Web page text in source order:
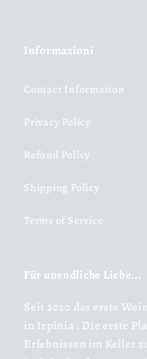
Informazioni
Contact Information
Privacy Policy
Refund Policy
Shipping Policy
Terms of Service
Für unendliche Liebe...
Seit 2020 das erste
in Irpinia . Die erste
Erlebnissen im Keller